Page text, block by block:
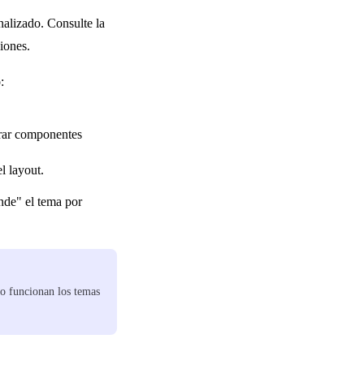
Consulte la
componentes
layout.
el tema por
funcionan los temas